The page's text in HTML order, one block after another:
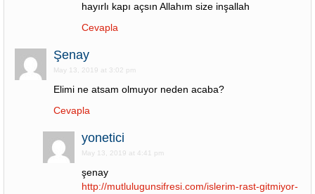
hayırlı kapı açsın Allahım size inşallah
Cevapla
Şenay
May 13, 2019 at 3:02 pm
Elimi ne atsam olmuyor neden acaba?
Cevapla
yonetici
May 13, 2019 at 4:41 pm
şenay
http://mutlulugunsifresi.com/islerim-rast-gitmiyor-